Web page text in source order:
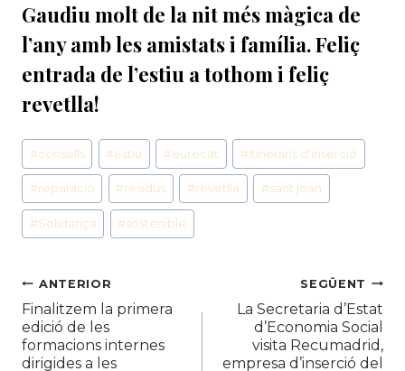
Gaudiu molt de la nit més màgica de
l’any amb les amistats i família. Feliç
entrada de l’estiu a tothom i feliç
revetlla!
Etiquetes
d'entrada
#consells #estiu #eurecat #Itineraris d'inserció
#reparació #residus #revetlla #sant joan
#Solidança #sostenible
Navegació
d'entrades
ANTERIOR
Finalitzem la primera
edició de les
formacions internes
dirigides a les
SEGÜENT
La Secretaria d’Estat
d’Economia Social
visita Recumadrid,
empresa d’inserció del